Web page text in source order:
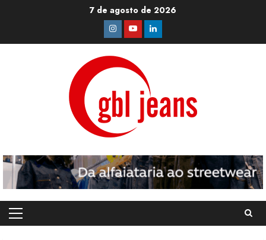
7 de agosto de 2026
Instagram
YoutubeLinkedin
Primary